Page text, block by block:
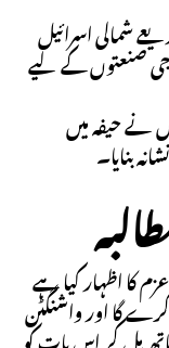
شمالی اسرائیل
صنعتوں کے لیے
نے حیفہ میں
بنایا۔
کا اظہار کیا ہے
گا اور واشنگٹن